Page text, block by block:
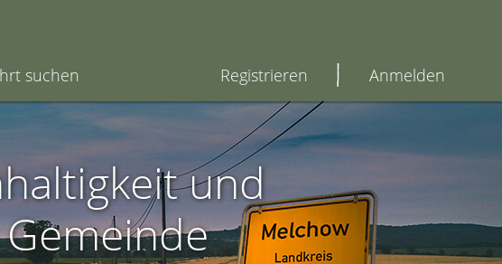
suchen Registrieren Anmelden
und